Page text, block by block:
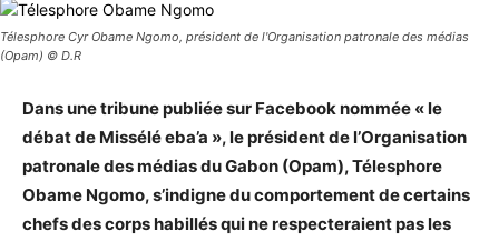
Télesphore Cyr Obame Ngomo, président de l'Organisation patronale des médias
(Opam) © D.R
Dans une tribune publiée sur Facebook nommée « le
débat de Missélé eba’a », le président de l’Organisation
patronale des médias du Gabon (Opam), Télesphore
Obame Ngomo, s’indigne du comportement de certains
chefs des corps habillés qui ne respecteraient pas les